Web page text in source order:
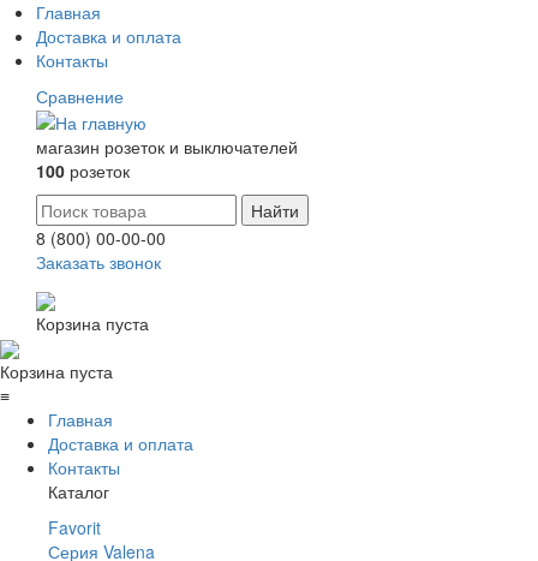
Главная
Доставка и оплата
Контакты
Сравнение
магазин розеток и выключателей
100 розеток
8 (800) 00-00-00
Заказать звонок
Корзина пуста
Корзина пуста
≡
Главная
Доставка и оплата
Контакты
Каталог
Favorit
Серия Valena